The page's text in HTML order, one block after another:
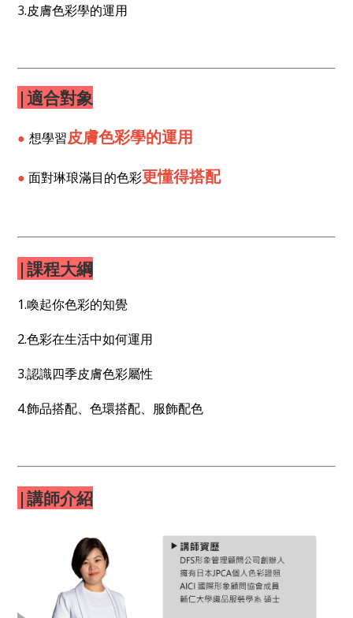
3.皮膚色彩學的運用
|適合對象
● 想學習皮膚色彩學的運用
● 面對琳琅滿目的色彩更懂得搭配
|課程大綱
1.喚起你色彩的知覺
2.色彩在生活中如何運用
3.認識四季皮膚色彩屬性
4.飾品搭配、色環搭配、服飾配色
|講師介紹